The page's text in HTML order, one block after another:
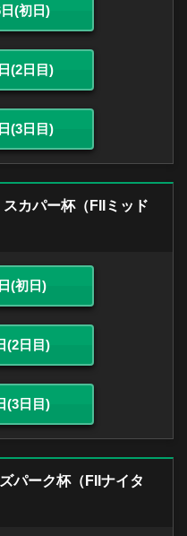
(初日)
(2日目)
(3日目)
カパー杯（FIIミッド
(初日)
(2日目)
(3日目)
パーク杯（FIIナイタ